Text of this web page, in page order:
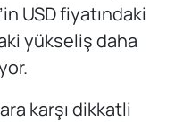
USD fiyatındaki
yükseliş daha
karşı dikkatli